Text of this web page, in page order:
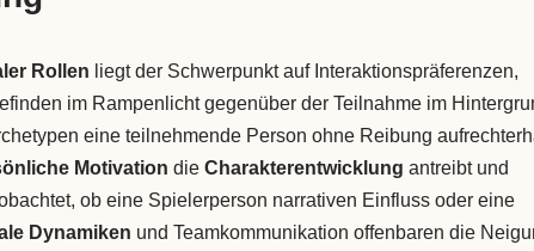
Rollen liegt der Schwerpunkt auf Interaktionspräferenzen,
im Rampenlicht gegenüber der Teilnahme im
eine teilnehmende Person ohne Reibung
Motivation die Charakterentwicklung antreibt und
ob eine Spielerperson narrativen Einfluss oder eine
Dynamiken und Teamkommunikation offenbaren die